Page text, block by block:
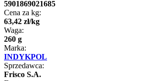
5901869021685
Cena za kg:
63,42 zł/kg
Waga:
260 g
Marka:
INDYKPOL
Sprzedawca:
Frisco S.A.